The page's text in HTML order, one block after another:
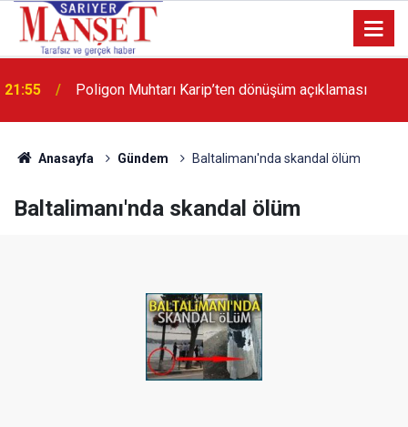
13:36 'Poligon'da İstanbul'a örnek proje gerçekleştirilecek'
Anasayfa Gündem Baltalimanı'nda skandal ölüm
Baltalimanı'nda skandal ölüm